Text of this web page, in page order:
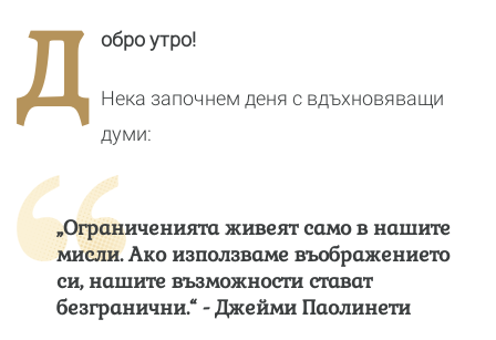
Д обро утро!
Нека започнем деня с вдъхновяващи
думи:
„Ограниченията живеят само в нашите
мисли. Ако използваме въображението
си, нашите възможности стават
безгранични.“ - Джейми Паолинети